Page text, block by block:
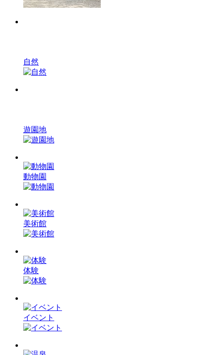
自然
遊園地
動物園
美術館
体験
イベント